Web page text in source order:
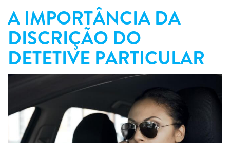
A IMPORTÂNCIA DA
DISCRIÇÃO DO
DETETIVE PARTICULAR